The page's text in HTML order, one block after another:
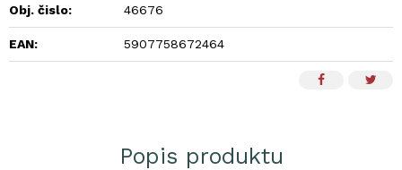
Obj. čislo: 46676
EAN: 5907758672464
Popis produktu